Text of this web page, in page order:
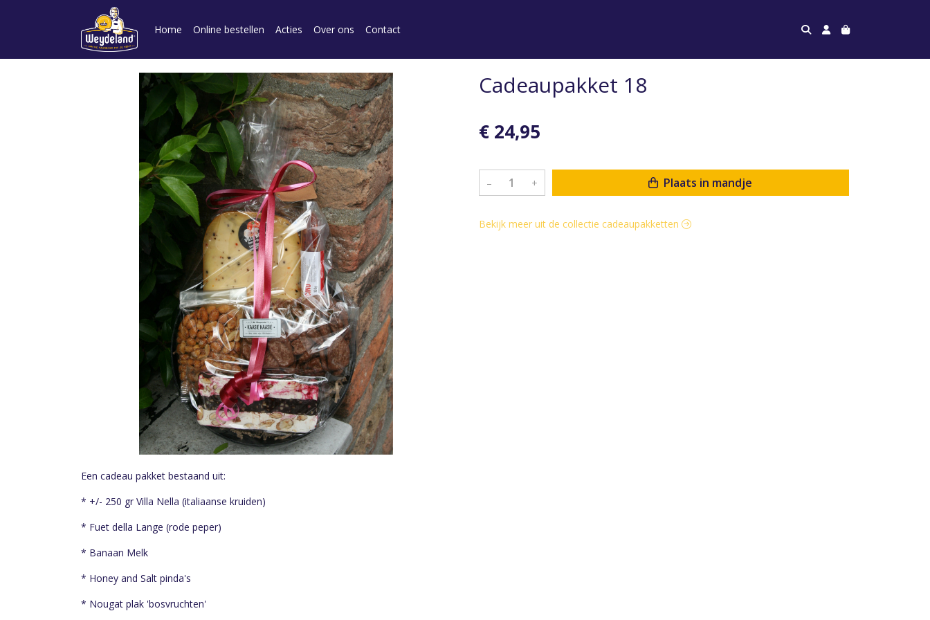
Home Online bestellen Acties Over ons Contact
Een cadeau pakket bestaand uit:
* +/- 250 gr Villa Nella (italiaanse kruiden)
* Fuet della Lange (rode peper)
* Banaan Melk
* Honey and Salt pinda's
* Nougat plak 'bosvruchten'
Cadeaupakket 18
€ 24,95
– + Plaats in mandje
Bekijk meer uit de collectie cadeaupakketten